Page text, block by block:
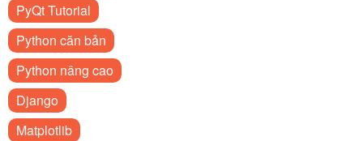
PyQt Tutorial
Python căn bản
Python nâng cao
Django
Matplotlib